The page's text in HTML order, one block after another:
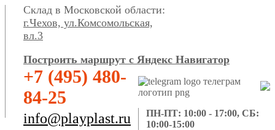
Склад в Московской области:
г.Чехов, ул.Комсомольская,
вл.3
Построить маршрут с Яндекс Навигатор
+7 (495) 480-
84-25
info@playplast.ru
ПН-ПТ: 10:00 - 17:00, СБ:
10:00-15:00